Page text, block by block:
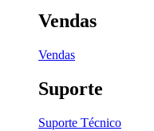
Vendas
Vendas
Suporte
Suporte Técnico